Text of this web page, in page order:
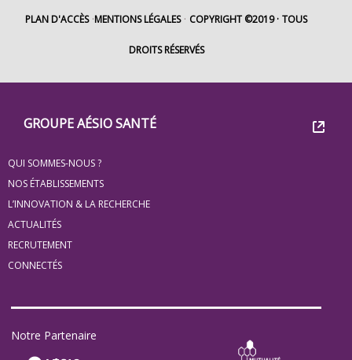
Groupe
Eovi
pour
les
minis
site
GROUPE AÉSIO SANTÉ
QUI SOMMES-NOUS ?
NOS ÉTABLISSEMENTS
L’INNOVATION & LA RECHERCHE
ACTUALITÉS
RECRUTEMENT
CONNECTÉS
Notre Partenaire
PLAN D'ACCÈS MENTIONS LÉGALES COPYRIGHT ©2019 TOUS
DROITS RÉSERVÉS